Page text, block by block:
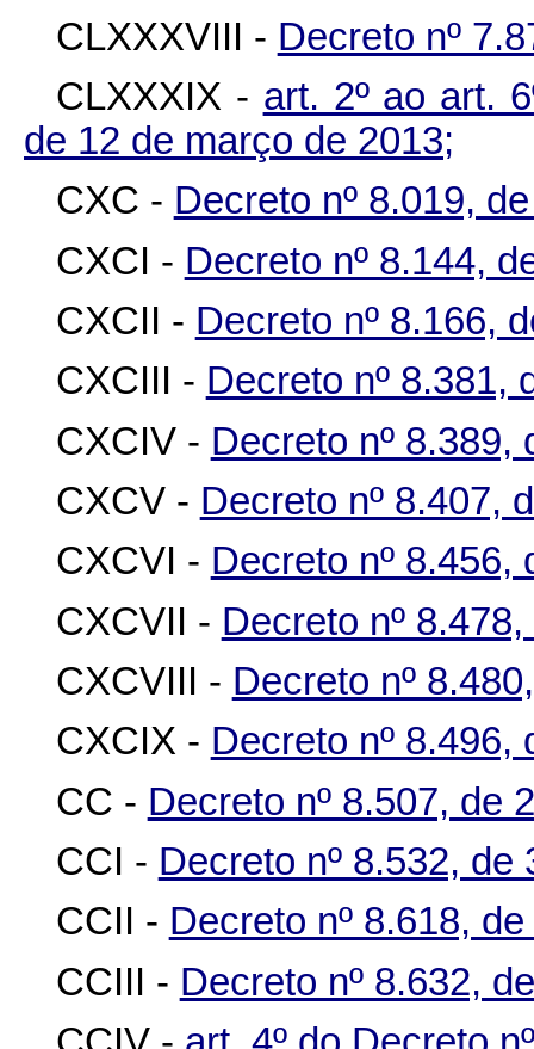
CLXXXVIII - Decreto nº
CLXXXIX - art. 2º ao art.
de 12 de março de 2013;
CXC - Decreto nº 8.019,
CXCI - Decreto nº 8.144,
CXCII - Decreto nº 8.166,
CXCIII - Decreto nº 8.381,
CXCIV - Decreto nº 8.389,
CXCV - Decreto nº 8.407,
CXCVI - Decreto nº 8.456,
CXCVII - Decreto nº
CXCVIII - Decreto nº
CXCIX - Decreto nº 8.496,
CC - Decreto nº 8.507, de
CCI - Decreto nº 8.532,
CCII - Decreto nº 8.618,
CCIII - Decreto nº 8.632,